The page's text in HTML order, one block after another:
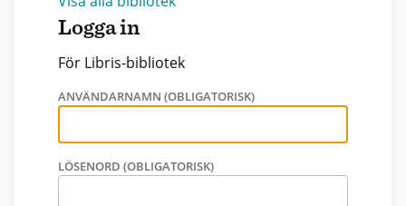
Logga in
För Libris-bibliotek
ANVÄNDARNAMN (OBLIGATORISK)
LÖSENORD (OBLIGATORISK)